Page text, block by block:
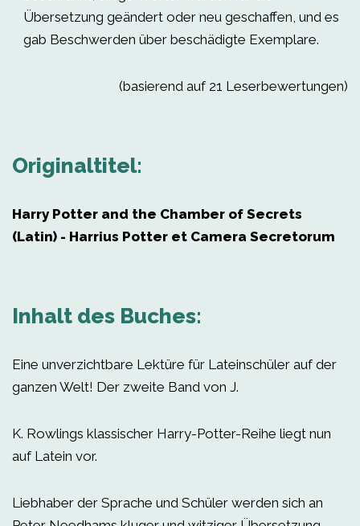
Übersetzung geändert oder neu geschaffen, und es
gab Beschwerden über beschädigte Exemplare.
(basierend auf 21 Leserbewertungen)
Originaltitel:
Harry Potter and the Chamber of Secrets
(Latin) - Harrius Potter et Camera Secretorum
Inhalt des Buches:
Eine unverzichtbare Lektüre für Lateinschüler auf der
ganzen Welt! Der zweite Band von J.
K. Rowlings klassischer Harry-Potter-Reihe liegt nun
auf Latein vor.
Liebhaber der Sprache und Schüler werden sich an